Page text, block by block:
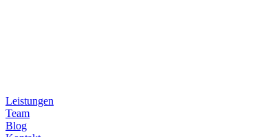
Leistungen
Team
Blog